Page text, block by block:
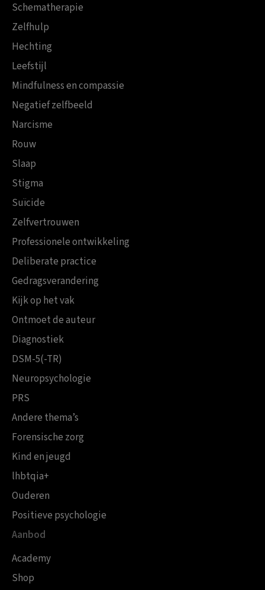
Schematherapie
Zelfhulp
Hechting
Leefstijl
Mindfulness en compassie
Negatief zelfbeeld
Narcisme
Rouw
Slaap
Stigma
Suïcide
Zelfvertrouwen
Professionele ontwikkeling
Deliberate practice
Gedragsverandering
Kijk op het vak
Ontmoet de auteur
Diagnostiek
DSM-5(-TR)
Neuropsychologie
PRS
Andere thema’s
Forensische zorg
Kind en jeugd
lhbtqia+
Ouderen
Positieve psychologie
Aanbod
Academy
Shop